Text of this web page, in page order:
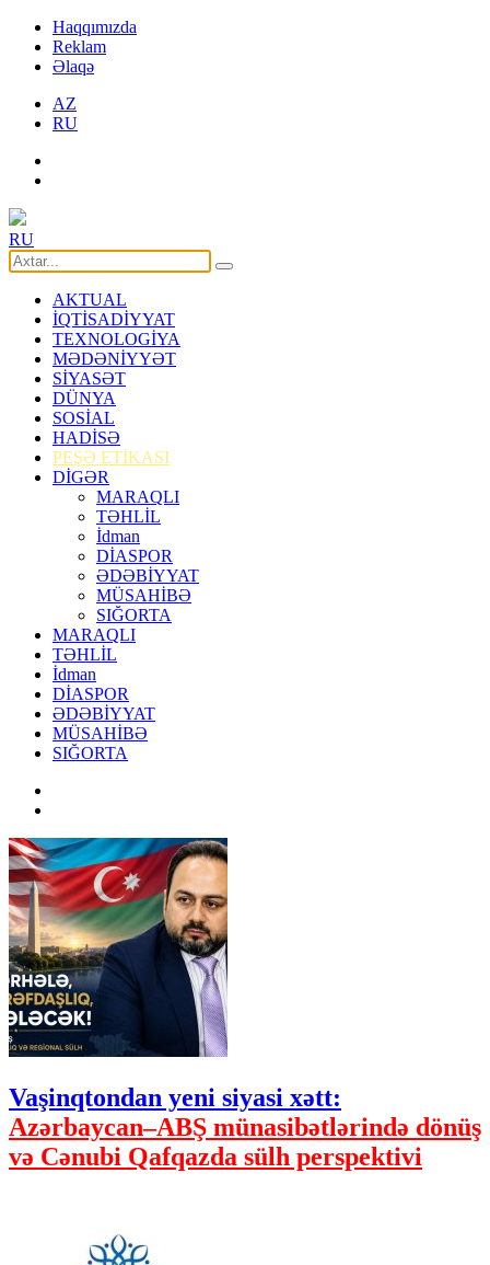
Haqqımızda
Reklam
Əlaqə
AZ
RU
RU
AKTUAL
İQTİSADİYYAT
TEXNOLOGİYA
MƏDƏNİYYƏT
SİYASƏT
DÜNYA
SOSİAL
HADİSƏ
PEŞƏ ETİKASI
DİGƏR
MARAQLI
TƏHLİL
İdman
DİASPOR
ƏDƏBİYYAT
MÜSAHİBƏ
SIĞORTA
MARAQLI
TƏHLİL
İdman
DİASPOR
ƏDƏBİYYAT
MÜSAHİBƏ
SIĞORTA
Vaşinqtondan yeni siyasi xətt:
Azərbaycan–ABŞ münasibətlərində dönüş
və Cənubi Qafqazda sülh perspektivi